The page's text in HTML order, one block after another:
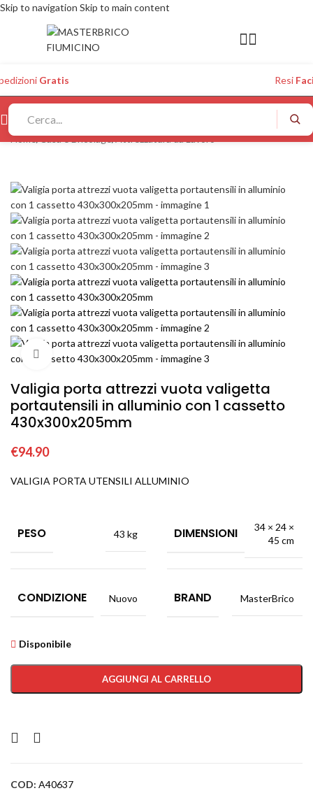
Skip to navigation Skip to main content
Gratis Resi
Home/Casa e Bricolage/Attrezzatura da Lavoro
Click to enlarge
Valigia porta attrezzi vuota valigetta
portautensili in alluminio con 1 cassetto
430x300x205mm
€94.90
VALIGIA PORTA UTENSILI ALLUMINIO
PESO 43 kg DIMENSIONI
34 × 24 ×
45 cm
CONDIZIONE Nuovo BRAND MasterBrico
Disponibile
AGGIUNGI AL CARRELLO
COD: A40637